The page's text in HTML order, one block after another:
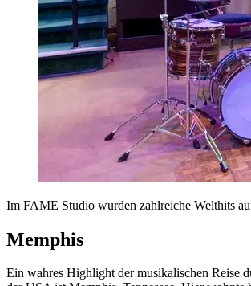
Im FAME Studio wurden zahlreiche Welthits
Memphis
Ein wahres Highlight der musikalischen Reise